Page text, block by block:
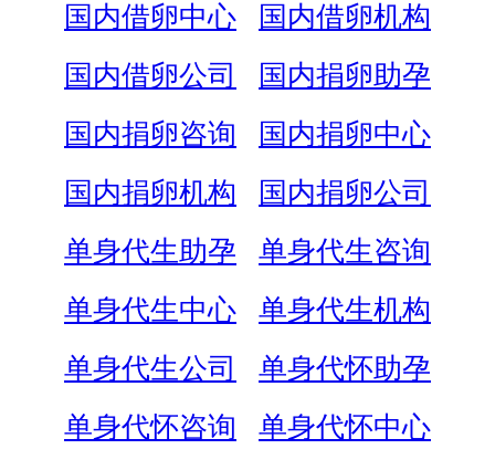
国内借卵中心
国内借卵机构
国内借卵公司
国内捐卵助孕
国内捐卵咨询
国内捐卵中心
国内捐卵机构
国内捐卵公司
单身代生助孕
单身代生咨询
单身代生中心
单身代生机构
单身代生公司
单身代怀助孕
单身代怀咨询
单身代怀中心